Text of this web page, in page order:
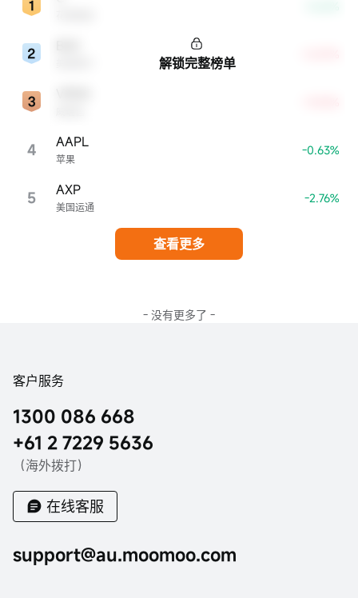
4 苹果
AAPL -0.63%
5 美国运通
AXP -2.76%
解锁完整榜单
查看更多
- 没有更多了 -
客户服务
1300 086 668
+61 2 7229 5636
（海外拨打）
在线客服
support@au.moomoo.com